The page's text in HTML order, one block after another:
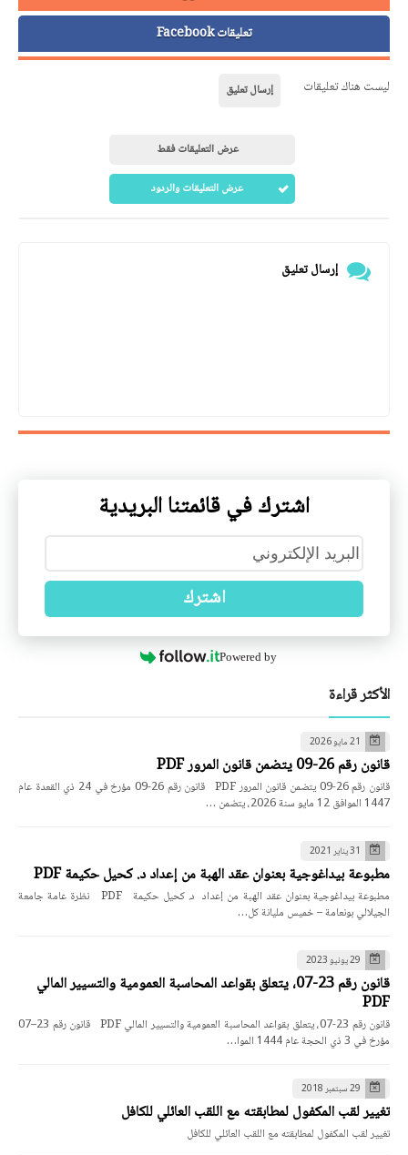
تعليقات Facebook
ليست هناك تعليقات إرسال تعليق
عرض التعليقات فقط
عرض التعليقات والردود
إرسال تعليق
اشترك في قائمتنا البريدية
اشترك
Powered by
الأكثر قراءة
21 مايو 2026
قانون رقم 26-09 يتضمن قانون المرور PDF
قانون رقم 26-09 يتضمن قانون المرور PDF قانون رقم 26-09 مؤرخ في 24 ذي القعدة عام
1447 الموافق 12 مايو سنة 2026، يتضمن …
31 يناير 2021
مطبوعة بيداغوجية بعنوان عقد الهبة من إعداد د. كحيل حكيمة PDF
مطبوعة بيداغوجية بعنوان عقد الهبة من إعداد د. كحيل حكيمة PDF نظرة عامة جامعة
الجيلالي بونعامة – خميس مليانة كل…
29 يونيو 2023
قانون رقم 23-07، يتعلق بقواعد المحاسبة العمومية والتسيير المالي
PDF
قانون رقم 23-07، يتعلق بقواعد المحاسبة العمومية والتسيير المالي PDF قانون رقم 23–07
مؤرخ في 3 ذي الحجة عام 1444 الموا…
29 سبتمبر 2018
تغيير لقب المكفول لمطابقته مع اللقب العائلي للكافل
تغيير لقب المكفول لمطابقته مع اللقب العائلي للكافل